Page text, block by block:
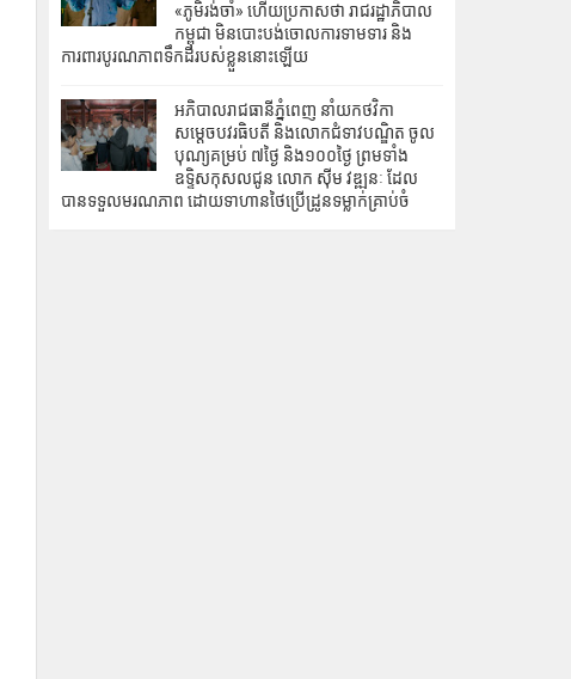
«ភូមិរង់ចាំ» ហើយប្រកាសថា រាជរដ្ឋាភិបាល
កម្ពុជា មិនបោះបង់ចោលការទាមទារ និង
ការពារបូរណភាពទឹកដីរបស់ខ្លួននោះឡើយ
អភិបាល‎រាជធានីភ្នំពេញ នាំយកថវិកា
សម្ដេចបវរធិបតី និងលោកជំទាវបណ្ឌិត ចូល
បុណ្យគម្រប់ ៧ថ្ងៃ និង១០០ថ្ងៃ ព្រមទាំង
ឧទ្ទិសកុសលជូន លោក ស៊ីម វឌ្ឍនៈ ដែល
បានទទួលមរណភាព ដោយទាហានថៃប្រើដ្រូនទម្លាក់គ្រាប់ចំ